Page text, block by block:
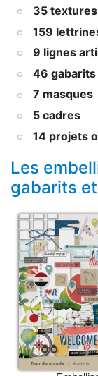
35 textures
159
9 lignes
46 gabarits
7 masques
5 cadres
14 projets
Les
gabarits